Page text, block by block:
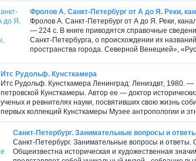
Фролов А. Санкт-Петербург от А до Я. Реки,
Фролов А. Санкт-Петербург от А до Я. Реки,
— 224 с. В книге приводятся справочные
Санкт-Петербурга, о происхождении их
пространства города. Северной Венецией»,
Итс Рудольф. Кунсткамера
Итс Рудольф. Кунсткамера Ленинград: Лениздвт, 1980. —
петровской Кунсткамеры. Автор ее — доктор
ученых и ревнителях науки, посвятивших свою жизнь
первых коллекций Кунсткамеры Музее антропологии и
Санкт-Петербург. Занимательные вопросы и
Санкт-Петербург. Занимательные вопросы и
Общеизвестна историческая и художественная